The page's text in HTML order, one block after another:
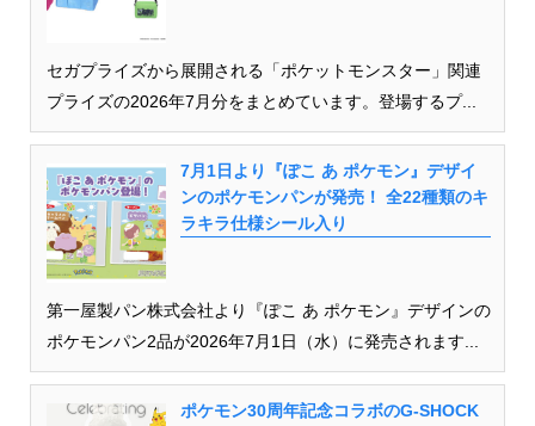
セガプライズから展開される「ポケットモンスター」関連
プライズの2026年7月分をまとめています。登場するプ...
7月1日より『ぽこ あ ポケモン』デザイ
ンのポケモンパンが発売！ 全22種類のキ
ラキラ仕様シール入り
第一屋製パン株式会社より『ぽこ あ ポケモン』デザインの
ポケモンパン2品が2026年7月1日（水）に発売されます...
ポケモン30周年記念コラボのG-SHOCK